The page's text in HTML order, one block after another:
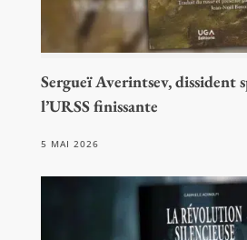
Sergueï Averintsev, dissident
l’URSS finissante
5 MAI 2026